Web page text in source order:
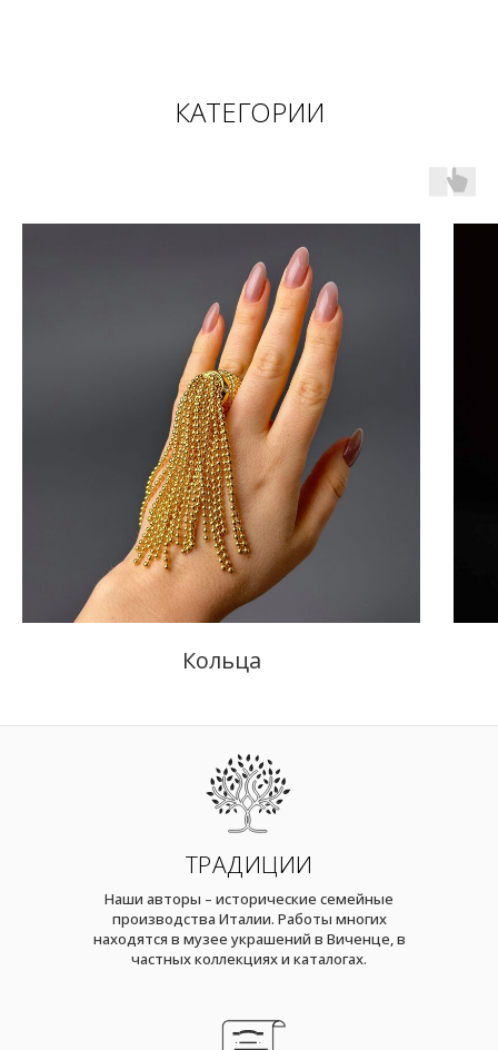
КАТЕГОРИИ
Кольца
ТРАДИЦИИ
Наши авторы – исторические семейные
производства Италии. Работы многих
находятся в музее украшений в Виченце, в
частных коллекциях и каталогах.